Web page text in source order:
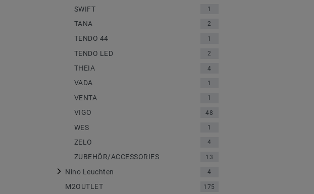
SWIFT 1
TANA 2
TENDO 44 1
TENDO LED 2
THEIA 4
VADA 1
VENTA 1
VIGO 48
WES 1
ZELO 4
ZUBEHÖR/ACCESSORIES 13
Nino Leuchten 4
M2OUTLET 175